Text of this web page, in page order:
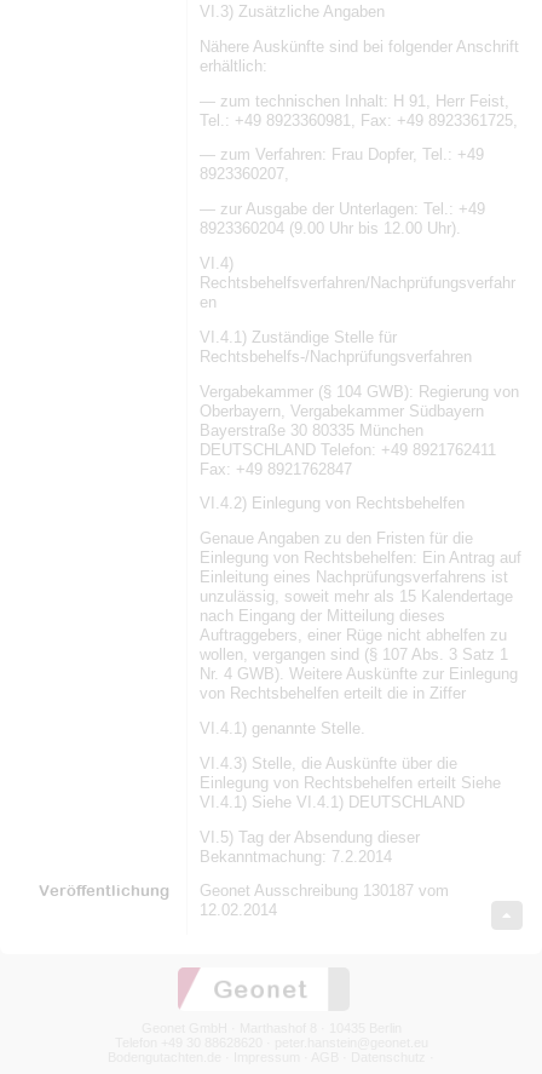
VI.3) Zusätzliche Angaben
Nähere Auskünfte sind bei folgender Anschrift
erhältlich:
— zum technischen Inhalt: H 91, Herr Feist,
Tel.: +49 8923360981, Fax: +49 8923361725,
— zum Verfahren: Frau Dopfer, Tel.: +49
8923360207,
— zur Ausgabe der Unterlagen: Tel.: +49
8923360204 (9.00 Uhr bis 12.00 Uhr).
VI.4)
Rechtsbehelfsverfahren/Nachprüfungsverfahr
en
VI.4.1) Zuständige Stelle für
Rechtsbehelfs-/Nachprüfungsverfahren
Vergabekammer (§ 104 GWB): Regierung von
Oberbayern, Vergabekammer Südbayern
Bayerstraße 30 80335 München
DEUTSCHLAND Telefon: +49 8921762411
Fax: +49 8921762847
VI.4.2) Einlegung von Rechtsbehelfen
Genaue Angaben zu den Fristen für die
Einlegung von Rechtsbehelfen: Ein Antrag auf
Einleitung eines Nachprüfungsverfahrens ist
unzulässig, soweit mehr als 15 Kalendertage
nach Eingang der Mitteilung dieses
Auftraggebers, einer Rüge nicht abhelfen zu
wollen, vergangen sind (§ 107 Abs. 3 Satz 1
Nr. 4 GWB). Weitere Auskünfte zur Einlegung
von Rechtsbehelfen erteilt die in Ziffer
VI.4.1) genannte Stelle.
VI.4.3) Stelle, die Auskünfte über die
Einlegung von Rechtsbehelfen erteilt Siehe
VI.4.1) Siehe VI.4.1) DEUTSCHLAND
VI.5) Tag der Absendung dieser
Bekanntmachung: 7.2.2014
Veröffentlichung
Geonet Ausschreibung 130187 vom
12.02.2014